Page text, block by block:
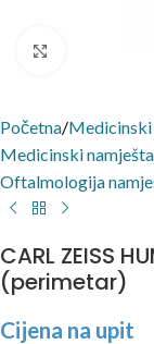
Početna/
Medicinski
Oftalmologija
CARL ZEISS
(perimetar)
Cijena na upit